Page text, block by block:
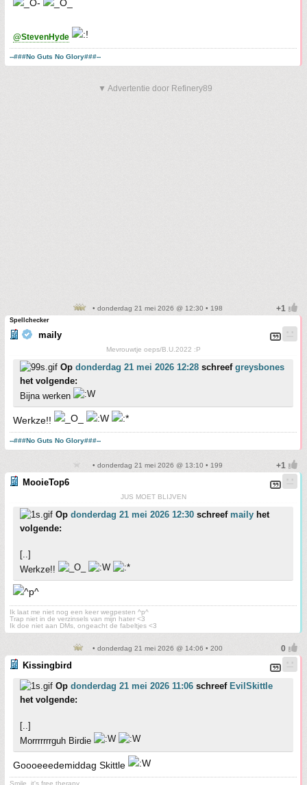
@StevenHyde
--###No Guts No Glory###--
▼ Advertentie door Refinery89
• donderdag 21 mei 2026 @ 12:30 • 198
Spellchecker
maily
Mevrouwtje oeps/B.U.2022 :P
Op donderdag 21 mei 2026 12:28 schreef greysbones
het volgende:
Bijna werken
Werkze!!
--###No Guts No Glory###--
• donderdag 21 mei 2026 @ 13:10 • 199
MooieTop6
JUS MOET BLIJVEN
Op donderdag 21 mei 2026 12:30 schreef maily het
volgende:
[..]
Werkze!!
Ik laat me niet nog een keer wegpesten ^p^
Trap niet in de verzinsels van mijn hater <3
Ik doe niet aan DMs, ongeacht de fabeltjes <3
• donderdag 21 mei 2026 @ 14:06 • 200
Kissingbird
Op donderdag 21 mei 2026 11:06 schreef EvilSkittle
het volgende:
[..]
Morrrrrrrguh Birdie
Goooeeedemiddag Skittle
Smile, it's free therapy.